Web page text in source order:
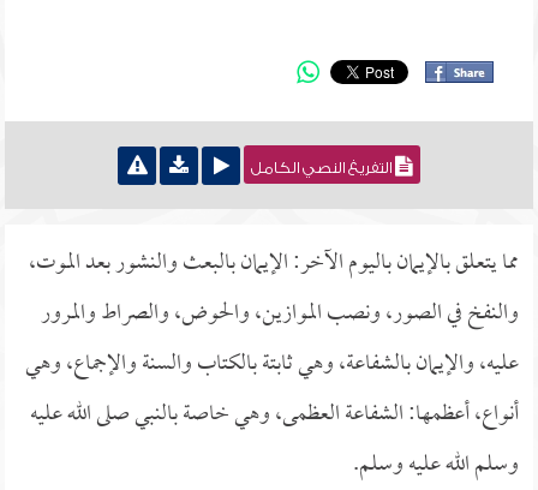
التفريغ النصي الكامل
مما يتعلق بالإيمان باليوم الآخر: الإيمان بالبعث والنشور بعد الموت،
والنفخ في الصور، ونصب الموازين، والحوض، والصراط والمرور
عليه، والإيمان بالشفاعة، وهي ثابتة بالكتاب والسنة والإجماع، وهي
أنواع، أعظمها: الشفاعة العظمى، وهي خاصة بالنبي صلى الله عليه
وسلم الله عليه وسلم.